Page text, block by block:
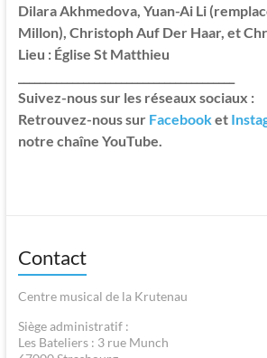
Dilara Akhmedova, Yuan-Ai Li
Millon), Christoph Auf Der Haar, et
Lieu : Église St Matthieu
Suivez-nous sur les réseaux sociaux :
Retrouvez-nous sur Facebooket
notre chaîne YouTube.
Contact
Centre musical de la Krutenau
Siège administratif :
Les Bateliers : 3 rue Munch